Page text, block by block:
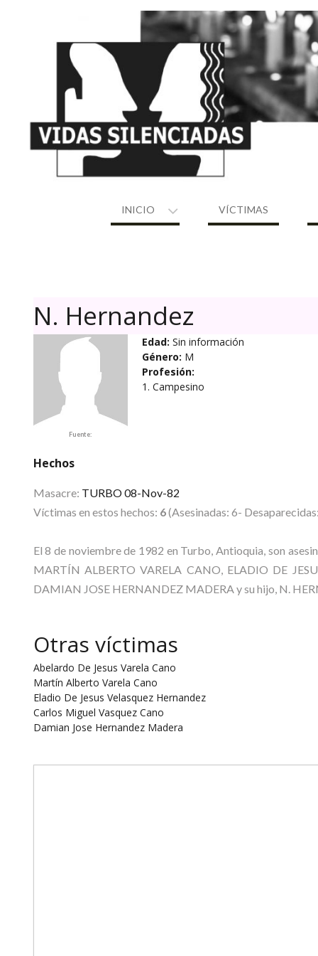
INICIO VÍCTIMAS
N. Hernandez
Fuente:
Edad: Sin información
Género: M
Profesión:
1. Campesino
Hechos
Masacre: TURBO 08-Nov-82
Víctimas en estos hechos: 6(Asesinadas: 6-
El 8 de noviembre de 1982 en Turbo, Antioquia, son
MARTÍN ALBERTO VARELA CANO, ELADIO DE
DAMIAN JOSE HERNANDEZ MADERA y su hijo, N.
Otras víctimas
Abelardo De Jesus Varela Cano
Martín Alberto Varela Cano
Eladio De Jesus Velasquez Hernandez
Carlos Miguel Vasquez Cano
Damian Jose Hernandez Madera